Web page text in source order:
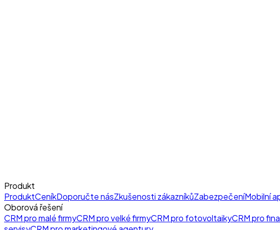
Produkt
ProduktCeníkDoporučte násZkušenosti zákazníkůZabezpečeníMobilní
Oborová řešení
CRM pro malé firmyCRM pro velké firmyCRM pro fotovoltaikyCRM pro